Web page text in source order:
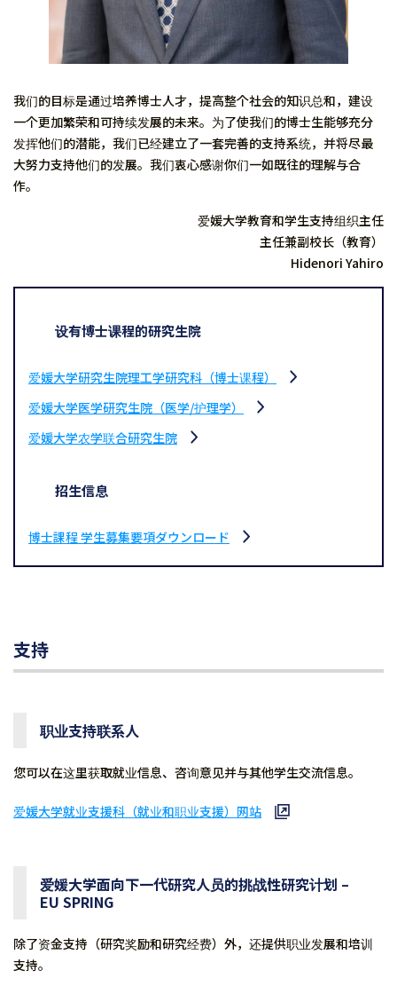
我们的目标是通过培养博士人才，提高整个社会的知识总和，建设
一个更加繁荣和可持续发展的未来。为了使我们的博士生能够充分
发挥他们的潜能，我们已经建立了一套完善的支持系统，并将尽最
大努力支持他们的发展。我们衷心感谢你们一如既往的理解与合
作。
爱媛大学教育和学生支持组织主任
主任兼副校长（教育）
Hidenori Yahiro
设有博士课程的研究生院
爱媛大学研究生院理工学研究科（博士课程）
爱媛大学医学研究生院（医学/护理学）
爱媛大学农学联合研究生院
招生信息
博士課程 学生募集要項ダウンロード
支持
职业支持联系人
您可以在这里获取就业信息、咨询意见并与其他学生交流信息。
爱媛大学就业支援科（就业和职业支援）网站
爱媛大学面向下一代研究人员的挑战性研究计划 –
EU SPRING
除了资金支持（研究奖励和研究经费）外，还提供职业发展和培训
支持。